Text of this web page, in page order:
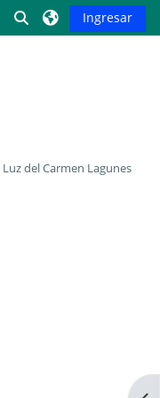
Activar oIngresar
Luz del Carmen Lagunes